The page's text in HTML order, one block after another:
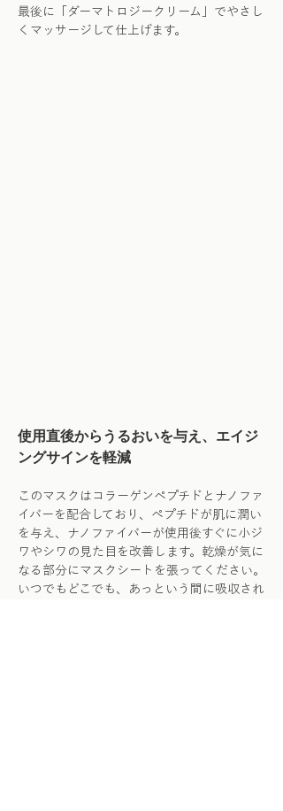
最後に「ダーマトロジークリーム」でやさし
くマッサージして仕上げます。
使用直後からうるおいを与え、エイジ
ングサインを軽減
このマスクはコラーゲンペプチドとナノファ
イバーを配合しており、ペプチドが肌に潤い
を与え、ナノファイバーが使用後すぐに小ジ
ワやシワの見た目を改善します。乾燥が気に
なる部分にマスクシートを張ってください。
いつでもどこでも、あっという間に吸収され